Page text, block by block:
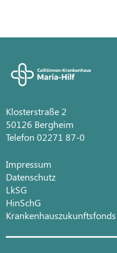
Klosterstraße 2
50126 Bergheim
Telefon 02271 87-0
Impressum
Datenschutz
LkSG
HinSchG
Krankenhauszukunftsfonds